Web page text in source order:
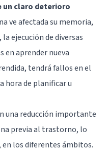
un claro deterioro
ve afectada su memoria,
ejecución de diversas
en aprender nueva
tendrá fallos en el
hora de planificar u
una reducción importante
previa al trastorno, lo
en los diferentes ámbitos.